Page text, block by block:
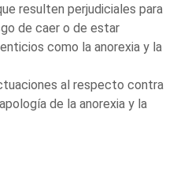
resulten perjudiciales para
de caer o de estar
como la anorexia y la
al respecto contra
de la anorexia y la